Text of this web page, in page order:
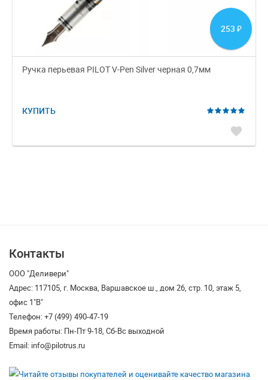
253 ₽
Ручка перьевая PILOT V-Pen Silver черная 0,7мм
КУПИТЬ
favorite
Контакты
ООО "Деливери"
Адрес: 117105, г. Москва, Варшавское ш., дом 26, стр. 10, этаж 5,
офис 1"В"
Телефон: +7 (499) 490-47-19
Время работы: Пн-Пт 9-18, Сб-Вс выходной
Email: info@pilotrus.ru